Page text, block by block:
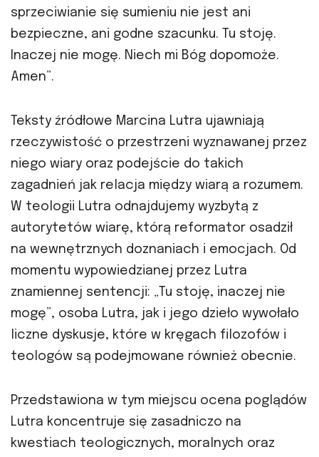
sprzeciwianie się sumieniu nie jest ani
bezpieczne, ani godne szacunku. Tu stoję.
Inaczej nie mogę. Niech mi Bóg dopomoże.
Amen”.
Teksty źródłowe Marcina Lutra ujawniają
rzeczywistość o przestrzeni wyznawanej przez
niego wiary oraz podejście do takich
zagadnień jak relacja między wiarą a rozumem.
W teologii Lutra odnajdujemy wyzbytą z
autorytetów wiarę, którą reformator osadził
na wewnętrznych doznaniach i emocjach. Od
momentu wypowiedzianej przez Lutra
znamiennej sentencji: „Tu stoję, inaczej nie
mogę”, osoba Lutra, jak i jego dzieło wywołało
liczne dyskusje, które w kręgach filozofów i
teologów są podejmowane również obecnie.
Przedstawiona w tym miejscu ocena poglądów
Lutra koncentruje się zasadniczo na
kwestiach teologicznych, moralnych oraz